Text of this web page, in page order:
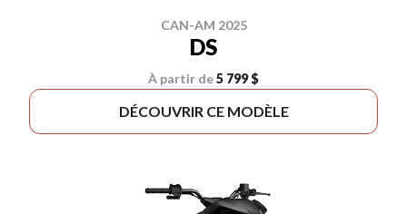
CAN-AM 2025
DS
À partir de5 799 $
DÉCOUVRIR CE MODÈLE